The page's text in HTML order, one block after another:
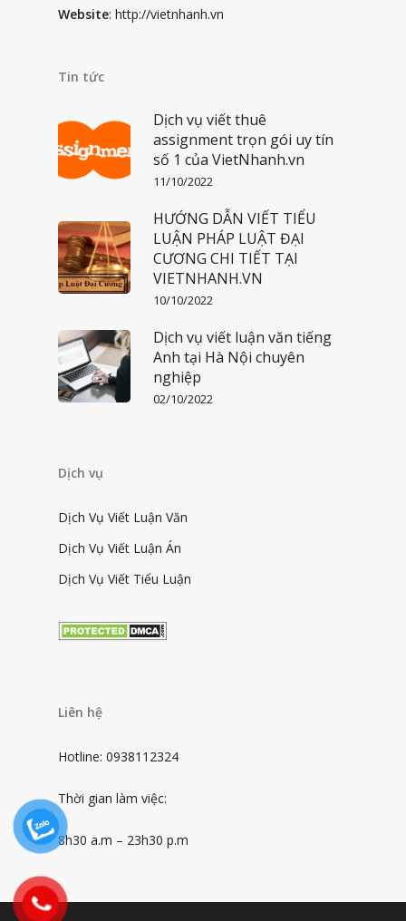
Website: http://vietnhanh.vn
Tin tức
Dịch vụ viết thuê
assignment trọn gói uy tín
số 1 của VietNhanh.vn
11/10/2022
HƯỚNG DẪN VIẾT TIỂU
LUẬN PHÁP LUẬT ĐẠI
CƯƠNG CHI TIẾT TẠI
VIETNHANH.VN
10/10/2022
Dịch vụ viết luận văn tiếng
Anh tại Hà Nội chuyên
nghiệp
02/10/2022
Dịch vụ
Dịch Vụ Viết Luận Văn
Dịch Vụ Viết Luận Án
Dịch Vụ Viết Tiểu Luận
Liên hệ
Hotline: 0938112324
Thời gian làm việc:
8h30 a.m – 23h30 p.m